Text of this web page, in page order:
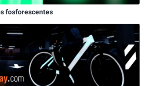
fosforescentes